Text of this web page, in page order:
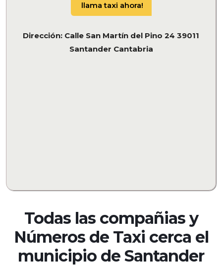
llama taxi ahora!
Dirección: Calle San Martín del Pino 24 39011
Santander Cantabria
Todas las compañias y
Números de Taxi cerca el
municipio de Santander